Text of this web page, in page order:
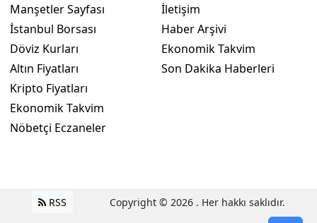
Manşetler Sayfası
İstanbul Borsası
Döviz Kurları
Altın Fiyatları
Kripto Fiyatları
Ekonomik Takvim
Nöbetçi Eczaneler
İletişim
Haber Arşivi
Ekonomik Takvim
Son Dakika Haberleri
RSS Copyright © 2026 . Her hakkı saklıdır.